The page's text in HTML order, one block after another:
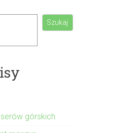
Szukaj
górskich